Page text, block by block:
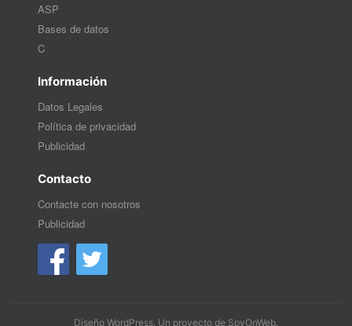
ASP
Bases de datos
C
Información
Datos Legales
Política de privacidad
Publicidad
Contacto
Contacte con nosotros
Publicidad
Diseño WordPress. Un proyecto de SpyOnWeb.